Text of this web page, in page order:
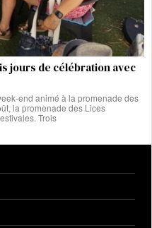
jours de célébration avec
end animé à la promenade des
la promenade des Lices
Trois